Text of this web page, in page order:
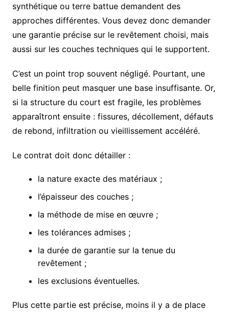
synthétique ou terre battue demandent des
approches différentes. Vous devez donc demander
une garantie précise sur le revêtement choisi, mais
aussi sur les couches techniques qui le supportent.
C’est un point trop souvent négligé. Pourtant, une
belle finition peut masquer une base insuffisante. Or,
si la structure du court est fragile, les problèmes
apparaîtront ensuite : fissures, décollement, défauts
de rebond, infiltration ou vieillissement accéléré.
Le contrat doit donc détailler :
la nature exacte des matériaux ;
l’épaisseur des couches ;
la méthode de mise en œuvre ;
les tolérances admises ;
la durée de garantie sur la tenue du
revêtement ;
les exclusions éventuelles.
Plus cette partie est précise, moins il y a de place